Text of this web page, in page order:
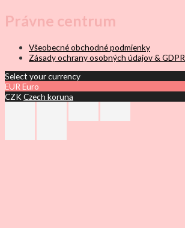
Právne centrum
Všeobecné obchodné podmienky
Zásady ochrany osobných údajov & GDPR
Select your currency
EUR Euro
CZK Czech koruna